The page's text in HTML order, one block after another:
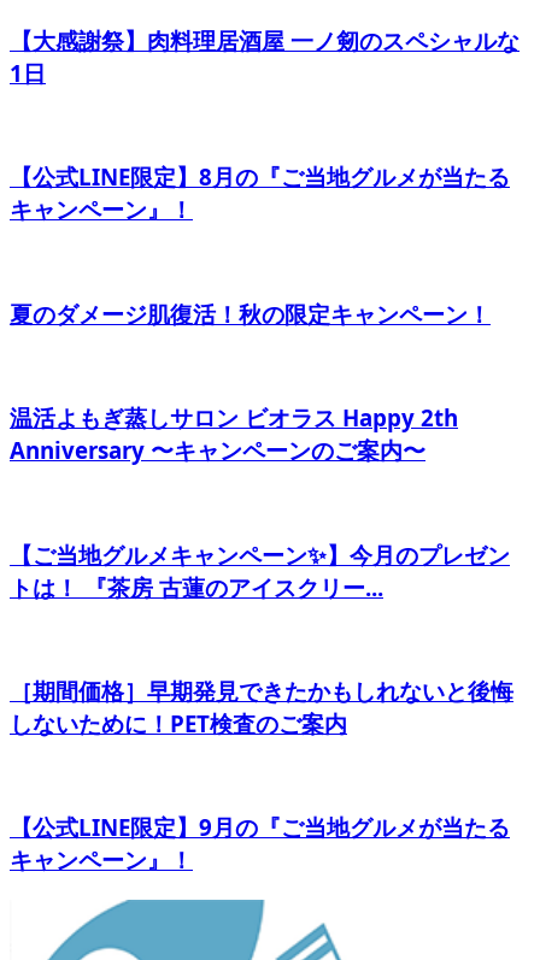
【大感謝祭】肉料理居酒屋 一ノ剱のスペシャルな
1日
【公式LINE限定】8月の『ご当地グルメが当たる
キャンペーン』！
夏のダメージ肌復活！秋の限定キャンペーン！
温活よもぎ蒸しサロン ビオラス Happy 2th
Anniversary 〜キャンペーンのご案内〜
【ご当地グルメキャンペーン✨】今月のプレゼン
トは！ 『茶房 古蓮のアイスクリー...
［期間価格］早期発見できたかもしれないと後悔
しないために！PET検査のご案内
【公式LINE限定】9月の『ご当地グルメが当たる
キャンペーン』！